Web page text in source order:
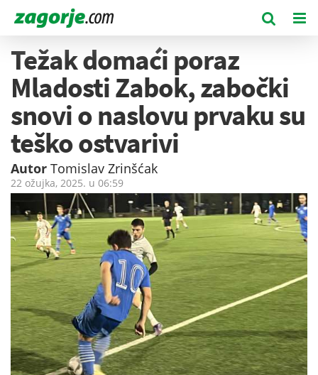
Težak domaći poraz
Mladosti Zabok, zabočki
snovi o naslovu prvaku su
teško ostvarivi
Autor Tomislav Zrinšćak
22 ožujka, 2025. u 06:59